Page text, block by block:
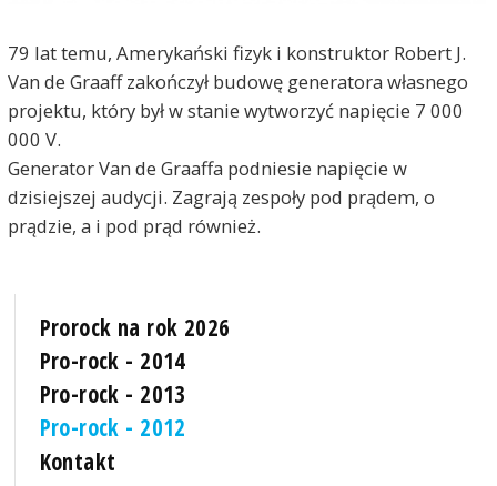
79 lat temu, Amerykański fizyk i konstruktor Robert J.
Van de Graaff zakończył budowę generatora własnego
projektu, który był w stanie wytworzyć napięcie 7 000
000 V.
Generator Van de Graaffa podniesie napięcie w
dzisiejszej audycji. Zagrają zespoły pod prądem, o
prądzie, a i pod prąd również.
Prorock na rok 2026
Pro-rock - 2014
Pro-rock - 2013
Pro-rock - 2012
Kontakt